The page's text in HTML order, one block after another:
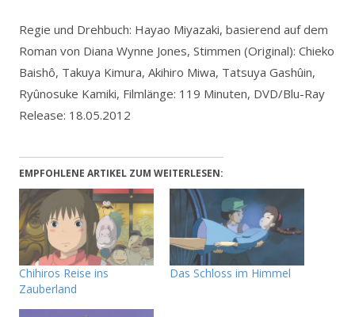
Regie und Drehbuch: Hayao Miyazaki, basierend auf dem
Roman von Diana Wynne Jones, Stimmen (Original): Chieko
Baishô, Takuya Kimura, Akihiro Miwa, Tatsuya Gashûin,
Ryûnosuke Kamiki, Filmlänge: 119 Minuten, DVD/Blu-Ray
Release: 18.05.2012
EMPFOHLENE ARTIKEL ZUM WEITERLESEN:
Chihiros Reise ins
Zauberland
Das Schloss im Himmel